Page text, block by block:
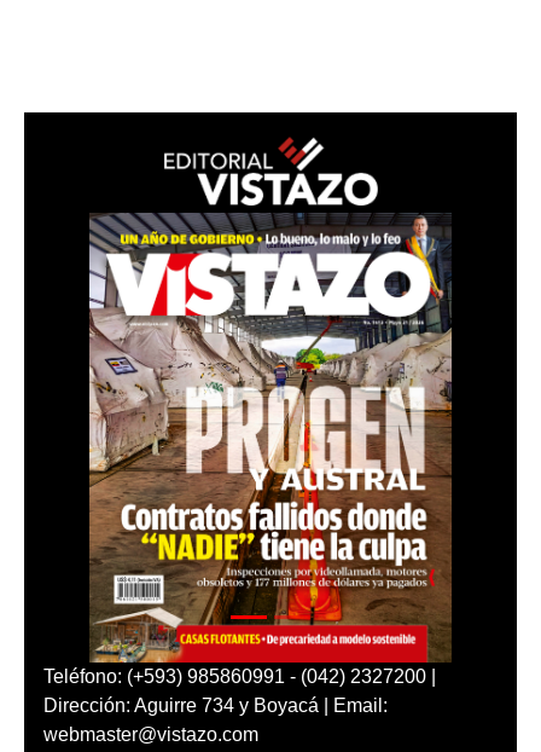
Teléfono: (+593) 985860991 - (042) 2327200 |
Dirección: Aguirre 734 y Boyacá | Email:
webmaster@vistazo.com